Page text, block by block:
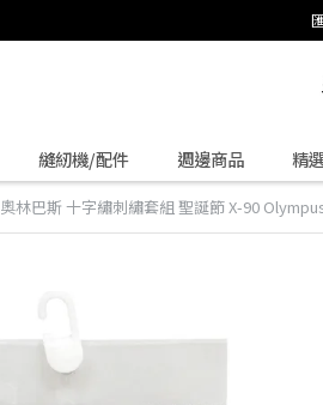
縫紉機/配件 週邊商品 精
奧林巴斯 十字繡刺繡套組 聖誕節 X-90